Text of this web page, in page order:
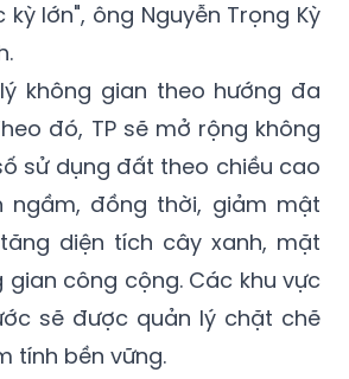
năm 2035 sẽ hướng tới đạt
km đường sắt đô thị. Đây
lớn", ông Nguyễn Trọng Kỳ
không gian theo hướng đa
đó, TP sẽ mở rộng không
sử dụng đất theo chiều cao
ngầm, đồng thời, giảm mật
diện tích cây xanh, mặt
công cộng. Các khu vực